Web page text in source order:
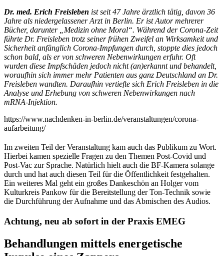
Dr. med. Erich Freisleben ist seit 47 Jahre ärztlich tätig, davon 36
Jahre als niedergelassener Arzt in Berlin. Er ist Autor mehrerer
Bücher, darunter „Medizin ohne Moral“. Während der Corona-Zeit
führte Dr. Freisleben trotz seiner frühen Zweifel an Wirksamkeit und
Sicherheit anfänglich Corona-Impfungen durch, stoppte dies jedoch
schon bald, als er von schweren Nebenwirkungen erfuhr. Oft
wurden diese Impfschäden jedoch nicht (an)erkannt und behandelt,
woraufhin sich immer mehr Patienten aus ganz Deutschland an Dr.
Freisleben wandten. Daraufhin vertiefte sich Erich Freisleben in die
Analyse und Erhebung von schweren Nebenwirkungen nach
mRNA-Injektion.
https://www.nachdenken-in-berlin.de/veranstaltungen/corona-
aufarbeitung/
Im zweiten Teil der Veranstaltung kam auch das Publikum zu Wort.
Hierbei kamen spezielle Fragen zu den Themen Post-Covid und
Post-Vac zur Sprache. Natürlich hielt auch die BF-Kamera solange
durch und hat auch diesen Teil für die Öffentlichkeit festgehalten.
Ein weiteres Mal geht ein großes Dankeschön an Holger vom
Kulturkreis Pankow für die Bereitstellung der Ton-Technik sowie
die Durchführung der Aufnahme und das Abmischen des Audios.
Achtung, neu ab sofort in der Praxis EMEG
Behandlungen mittels energetische